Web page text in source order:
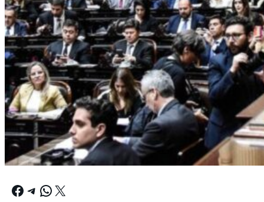
Facebook Telegram WhatsApp X